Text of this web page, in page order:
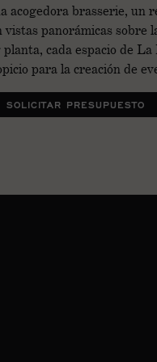
acogedora brasserie, un
vistas panorámicas sobre
planta, cada espacio de
para la creación de
SOLICITAR PRESUPUESTO